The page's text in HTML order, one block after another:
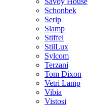
Schonbek
Serip
Slamp
Stiffel
StilLux
Sylcom
Terzani
Tom Dixon
Vetri Lamp
Vibia
Vistosi